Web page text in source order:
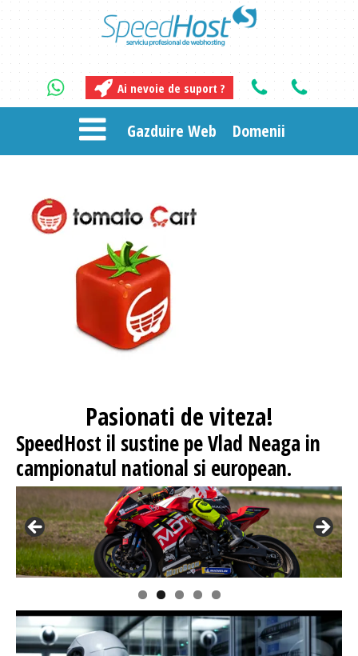
Ai nevoie de suport ?
Gazduire Web Domenii
Pasionati de viteza!
SpeedHost il sustine pe Vlad Neaga in
campionatul national si european.